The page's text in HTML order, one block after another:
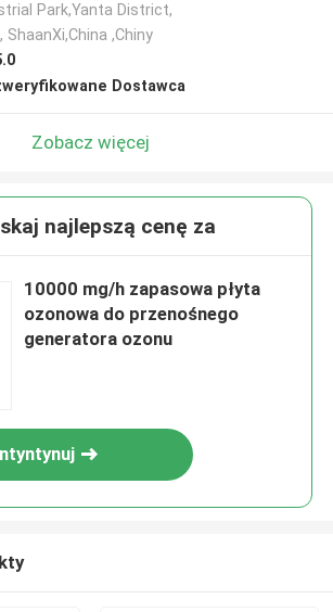
Park,Yanta District,
ShaanXi,China ,Chiny
Dostawca
Zobacz więcej
najlepszą cenę za
10000 mg/h zapasowa płyta
ozonowa do przenośnego
generatora ozonu